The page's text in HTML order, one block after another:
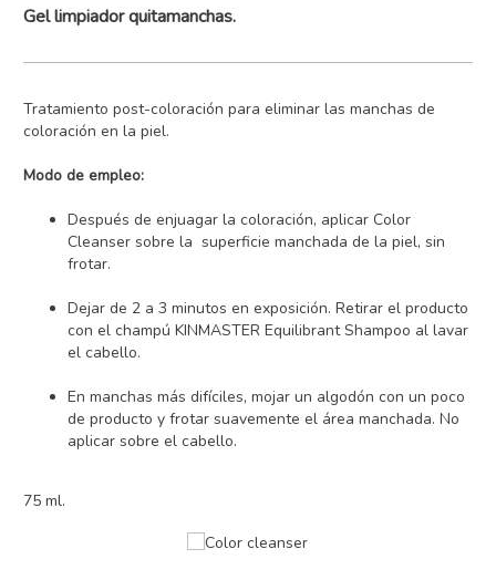
Gel limpiador quitamanchas.
Tratamiento post-coloración para eliminar las manchas de
coloración en la piel.
Modo de empleo:
Después de enjuagar la coloración, aplicar Color
Cleanser sobre la superficie manchada de la piel, sin
frotar.
Dejar de 2 a 3 minutos en exposición. Retirar el producto
con el champú KINMASTER Equilibrant Shampoo al lavar
el cabello.
En manchas más difíciles, mojar un algodón con un poco
de producto y frotar suavemente el área manchada. No
aplicar sobre el cabello.
75 ml.